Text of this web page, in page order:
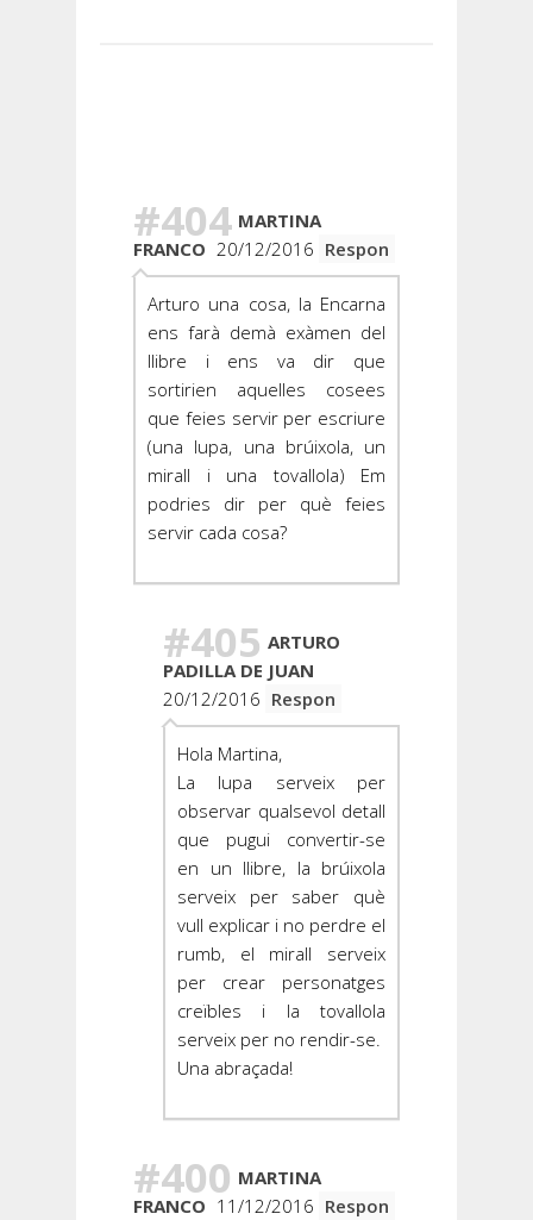
#404 MARTINA
FRANCO 20/12/2016 Respon
Arturo una cosa, la Encarna
ens farà demà exàmen del
llibre i ens va dir que
sortirien aquelles cosees
que feies servir per escriure
(una lupa, una brúixola, un
mirall i una tovallola) Em
podries dir per què feies
servir cada cosa?
#405 ARTURO
PADILLA DE JUAN
20/12/2016 Respon
Hola Martina,
La lupa serveix per
observar qualsevol detall
que pugui convertir-se
en un llibre, la brúixola
serveix per saber què
vull explicar i no perdre el
rumb, el mirall serveix
per crear personatges
creïbles i la tovallola
serveix per no rendir-se.
Una abraçada!
#400 MARTINA
FRANCO 11/12/2016 Respon